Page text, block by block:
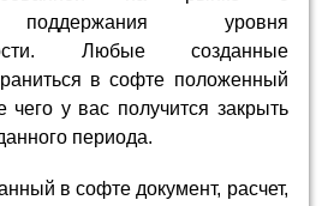
поддержания уровня
Любые созданные
в софте положенный
чего у вас получится закрыть
периода.
в софте документ, расчет,